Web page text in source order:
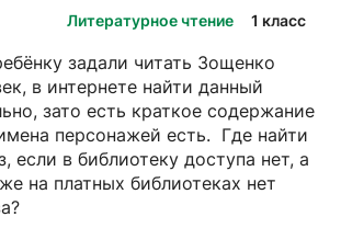
Литературное чтение 1 класс
задали читать Зощенко
в интернете найти данный
зато есть краткое содержание
персонажей есть. Где найти
если в библиотеку доступа нет, а
на платных библиотеках нет